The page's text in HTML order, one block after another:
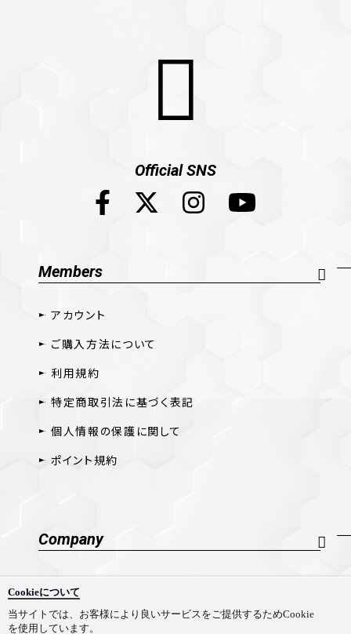
Cookieについて
当サイトでは、お客様により良いサービスをご提供するためCookie
を使用しています。
Official SNS
Members
アカウント
ご購入方法について
利用規約
特定商取引法に基づく表記
個人情報の保護に関して
ポイント規約
Company
採用情報